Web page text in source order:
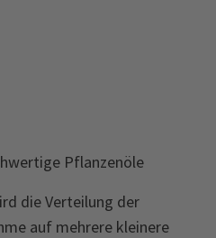
Pflanzenöle
die Verteilung der
auf mehrere kleinere